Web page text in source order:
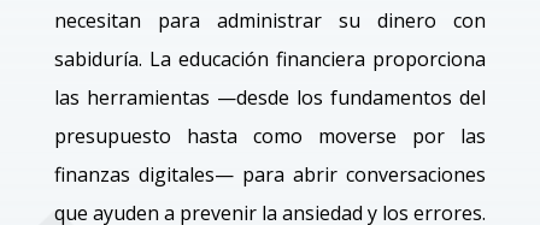
necesitan para administrar su dinero con
sabiduría. La educación financiera proporciona
las herramientas —desde los fundamentos del
presupuesto hasta como moverse por las
finanzas digitales— para abrir conversaciones
que ayuden a prevenir la ansiedad y los errores.